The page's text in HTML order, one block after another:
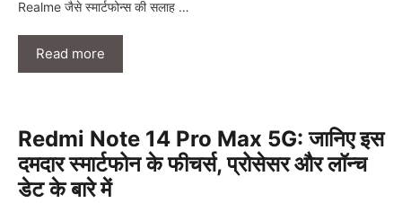
Realme जैसे स्मार्टफोन्स की सलाह …
Read more
Redmi Note 14 Pro Max 5G: जानिए इस
दमदार स्मार्टफोन के फीचर्स, प्रोसेसर और लॉन्च
डेट के बारे में